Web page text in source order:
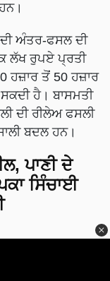
ਅੰਤਰ-ਫਸਲ ਦੀ
ਲੱਖ ਰੁਪਏ ਪ੍ਰਤੀ
ਹਜ਼ਾਰ ਤੋਂ 50 ਹਜ਼ਾਰ
ਹੈ। ਬਾਸਮਤੀ
ਦੀ ਰੀਲੇਅ ਫਸਲੀ
ਬਦਲ ਹਨ।
ਪਾਣੀ ਦੇ
ਸਿੰਚਾਈ